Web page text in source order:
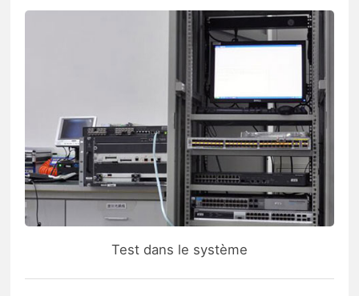
Test dans le système